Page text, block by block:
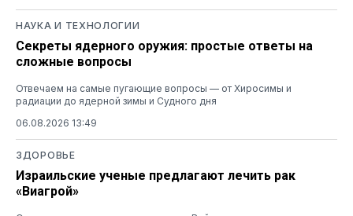
НАУКА И ТЕХНОЛОГИИ
Секреты ядерного оружия: простые ответы на
сложные вопросы
Отвечаем на самые пугающие вопросы — от Хиросимы и
радиации до ядерной зимы и Судного дня
06.08.2026 13:49
ЗДОРОВЬЕ
Израильские ученые предлагают лечить рак
«Виагрой»